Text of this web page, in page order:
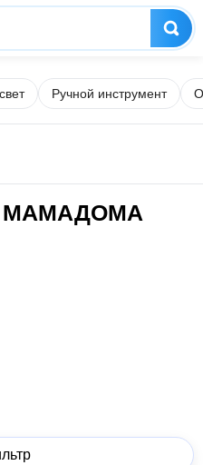
Ручной инструмент
МАМАДОМА